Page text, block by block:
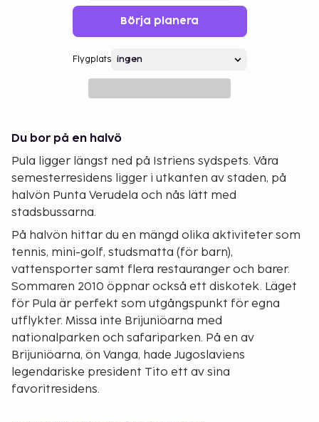
Börja planera
Flygplats
Du bor på en halvö
Pula ligger längst ned på Istriens sydspets. Våra
semesterresidens ligger i utkanten av staden, på
halvön Punta Verudela och nås lätt med
stadsbussarna.
På halvön hittar du en mängd olika aktiviteter som
tennis, mini-golf, studsmatta (för barn),
vattensporter samt flera restauranger och barer.
Sommaren 2010 öppnar också ett diskotek. Läget
för Pula är perfekt som utgångspunkt för egna
utflykter. Missa inte Brijuniöarna med
nationalparken och safariparken. På en av
Brijuniöarna, ön Vanga, hade Jugoslaviens
legendariske president Tito ett av sina
favoritresidens.